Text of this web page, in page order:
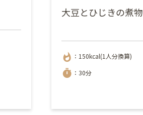
大豆とひじきの煮物
whatshot ：150kcal(1人分換算)
timer ：30分